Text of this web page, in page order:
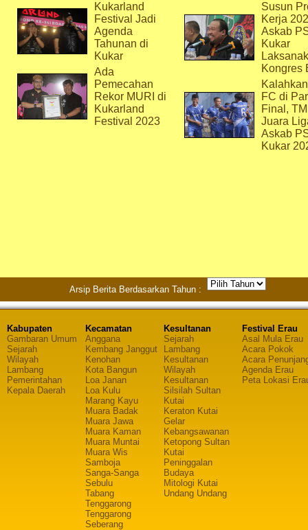
Kukarland
Festival Jadi
Agenda
Tahunan di
Kukar
Ada
Pemecahan
Rekor MURI di
Kukarland
Festival 2023
Susun
Kerja
Askab
Kukar
Kongres
FC di
Final,
Juara
Askab
Kukar
Arsip Berita Berdasarkan Tahun :
Kabupaten
Gambaran Umum
Sejarah
Wilayah
Lambang
Pemerintahan
Kepala Daerah
Kecamatan
Anggana
Kembang Janggut
Kenohan
Kota Bangun
Loa Janan
Loa Kulu
Marang Kayu
Muara Badak
Muara Jawa
Muara Kaman
Muara Muntai
Muara Wis
Samboja
Sanga-Sanga
Sebulu
Tabang
Tenggarong
Tenggarong
Seberang
Kesultanan
Sejarah
Lambang
Kesultanan
Wilayah
Kesultanan
Silsilah Sultan
Kutai
Keraton Kutai
Gelar
Kebangsawanan
Ketopong Sultan
Kutai
Peninggalan
Budaya
Mitologi Kutai
Undang Undang
Festival Erau
Asal Mula Erau
Acara Pokok
Acara
Agenda Erau
Peta Lokasi